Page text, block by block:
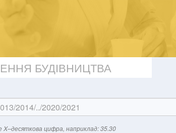
БУДІВНИЦТВА
X–десяткова цифра, наприклад: 35.30